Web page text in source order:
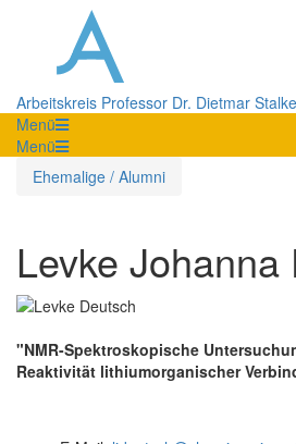
Arbeitskreis Professor Dr. Dietmar Stalke
Menü
Menü
Ehemalige / Alumni
Levke Johanna
"NMR-Spektroskopische
Reaktivität lithiumorganischer